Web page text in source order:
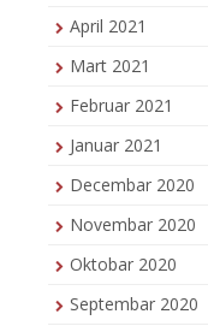
April 2021
Mart 2021
Februar 2021
Januar 2021
Decembar 2020
Novembar 2020
Oktobar 2020
Septembar 2020